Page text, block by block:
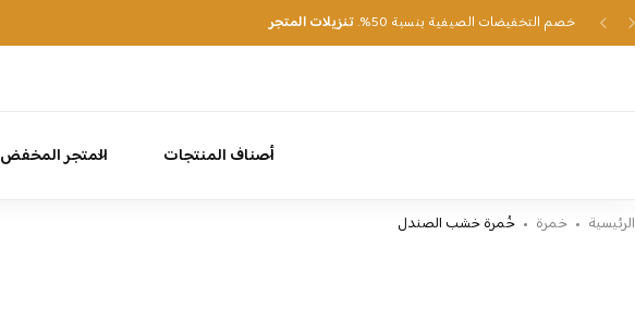
خصم التخفيضات الصيفية بنسبة 50%. تنزيلات المتجر
أصناف المنتجات المتجر المخفض
الرئيسية خمرة خُمرة خشب الصندل